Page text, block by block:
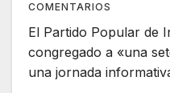
COMENTARIOS
El Partido Popular de
congregado a «una
una jornada